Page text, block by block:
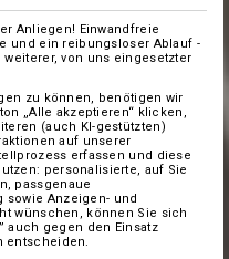
Anliegen! Einwandfreie
und ein reibungsloser Ablauf -
von uns eingesetzter
zu können, benötigen wir
„Alle akzeptieren“ klicken,
(auch KI-gestützten)
auf unserer
erfassen und diese
personalisierte, auf Sie
passgenaue
Anzeigen- und
wünschen, können Sie sich
auch gegen den Einsatz
entscheiden.